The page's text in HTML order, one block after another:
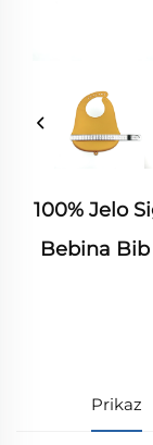
100% Jelo
Bebina
Prikaz